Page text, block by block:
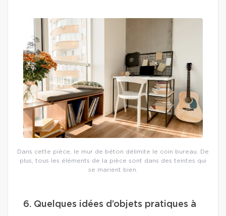
Dans cette pièce, le mur de béton délimite le coin bureau. De
plus, tous les éléments de la pièce sont dans des teintes qui
se marient bien.
6. Quelques idées d’objets pratiques à